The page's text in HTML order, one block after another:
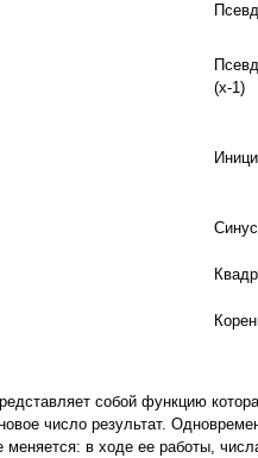
(х-1)
собой функцию
число результат.
меняется: в ходе ее работы,